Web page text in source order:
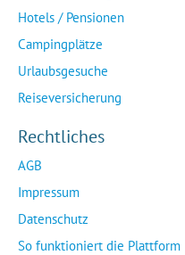
Hotels / Pensionen
Campingplätze
Urlaubsgesuche
Reiseversicherung
Rechtliches
AGB
Impressum
Datenschutz
So funktioniert die Plattform